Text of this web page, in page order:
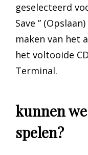
geselecteerd
Save ”
maken van het
het voltooide
Terminal.
kunnen
spelen?